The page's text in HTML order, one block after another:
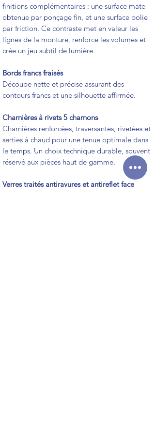
finitions complémentaires : une surface mate
obtenue par ponçage fin, et une surface polie
par friction. Ce contraste met en valeur les
lignes de la monture, renforce les volumes et
crée un jeu subtil de lumière.
Bords francs fraisés
Découpe nette et précise assurant des
contours francs et une silhouette affirmée.
Charnières à rivets 5 charnons
Charnières renforcées, traversantes, rivetées et
serties à chaud pour une tenue optimale dans
le temps. Un choix technique durable, souvent
réservé aux pièces haut de gamme.
Verres traités antirayures et antireflet face